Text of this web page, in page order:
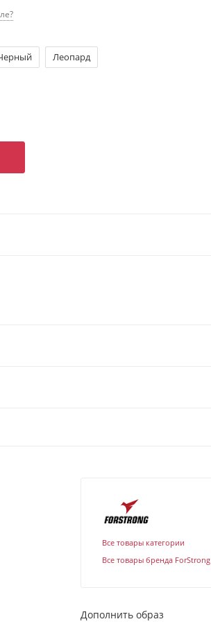
Леопард
Все товары категории
Все товары бренда ForStrong
Дополнить образ